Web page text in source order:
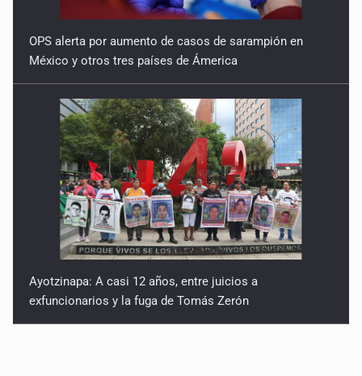
OPS alerta por aumento de casos de sarampión en
México y otros tres países de Ámerica
Ayotzinapa: A casi 12 años, entre juicios a
exfuncionarios y la fuga de Tomás Zerón